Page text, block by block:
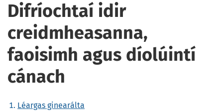
Difríochtaí idir
creidmheasanna,
faoisimh agus díolúintí
cánach
Léargas ginearálta